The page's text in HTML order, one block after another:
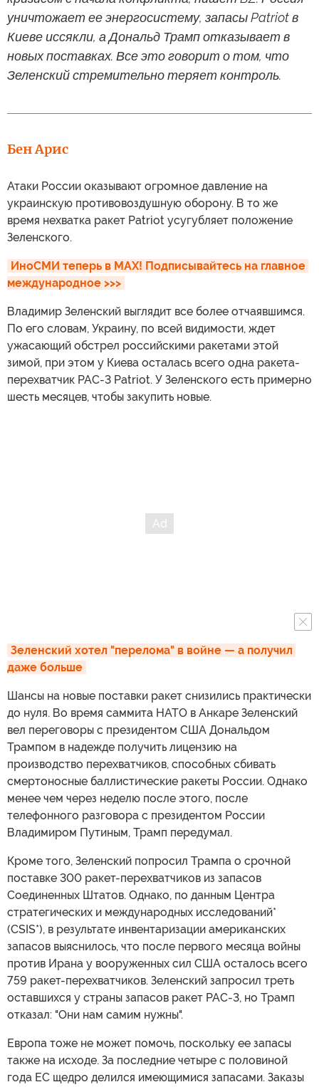
уничтожает ее энергосистему, запасы Patriot в
Киеве иссякли, а Дональд Трамп отказывает в
новых поставках. Все это говорит о том, что
Зеленский стремительно теряет контроль.
Бен Арис
Атаки России оказывают огромное давление на
украинскую противовоздушную оборону. В то же
время нехватка ракет Patriot усугубляет положение
Зеленского.
ИноСМИ теперь в MAX! Подписывайтесь на главное
международное >>>
Владимир Зеленский выглядит все более отчаявшимся.
По его словам, Украину, по всей видимости, ждет
ужасающий обстрел российскими ракетами этой
зимой, при этом у Киева осталась всего одна ракета-
перехватчик PAC-3 Patriot. У Зеленского есть примерно
шесть месяцев, чтобы закупить новые.
Зеленский хотел "перелома" в войне — а получил
даже больше
Шансы на новые поставки ракет снизились практически
до нуля. Во время саммита НАТО в Анкаре Зеленский
вел переговоры с президентом США Дональдом
Трампом в надежде получить лицензию на
производство перехватчиков, способных сбивать
смертоносные баллистические ракеты России. Однако
менее чем через неделю после этого, после
телефонного разговора с президентом России
Владимиром Путиным, Трамп передумал.
Кроме того, Зеленский попросил Трампа о срочной
поставке 300 ракет-перехватчиков из запасов
Соединенных Штатов. Однако, по данным Центра
стратегических и международных исследований*
(CSIS*), в результате инвентаризации американских
запасов выяснилось, что после первого месяца войны
против Ирана у вооруженных сил США осталось всего
759 ракет-перехватчиков. Зеленский запросил треть
оставшихся у страны запасов ракет PAC-3, но Трамп
отказал: "Они нам самим нужны".
Европа тоже не может помочь, поскольку ее запасы
также на исходе. За последние четыре с половиной
года ЕС щедро делился имеющимися запасами. Заказы